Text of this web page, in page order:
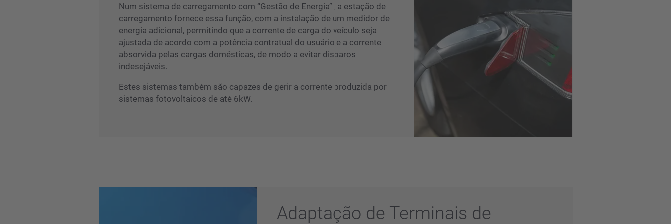
Num sistema de carregamento com “Gestão de Energia” , a estação de
carregamento fornece essa função, com a instalação de um medidor de
energia adicional, permitindo que a corrente de carga do veículo seja
ajustada de acordo com a potência contratual do usuário e a corrente
absorvida pelas cargas domésticas, de modo a evitar disparos
indesejáveis.
Estes sistemas também são capazes de gerir a corrente produzida por
sistemas fotovoltaicos de até 6kW.
Adaptação de Terminais de